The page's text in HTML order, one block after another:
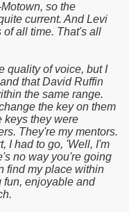
so the
current. And Levi
of all time. That's all
quality of voice, but I
that David Ruffin
the same range.
the key on them
keys they were
They're my mentors.
I had to go, 'Well, I'm
no way you're going
find my place within
fun, enjoyable and